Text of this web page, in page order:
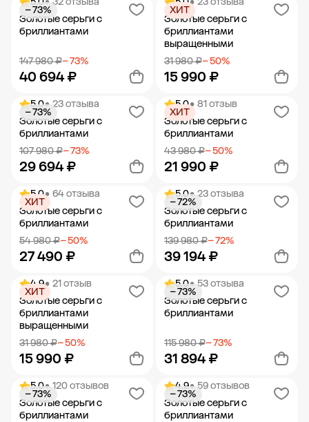
Добавить в корзину Добавить в корзину
Золотые серьги с
бриллиантами
147 980 ₽− 73%
40 694 ₽
− 73%
Добавить в корзину
Золотые серьги с
бриллиантами
выращенными
31 980 ₽− 50%
15 990 ₽
ХИТ
Добавить в корзину
5.0• 23 отзыва
Золотые серьги с
бриллиантами
107 980 ₽− 73%
29 694 ₽
− 73%
Добавить в корзину
5.0• 81 отзыв
Золотые серьги с
бриллиантами
43 980 ₽− 50%
21 990 ₽
ХИТ
Добавить в корзину
5.0• 64 отзыва
Золотые серьги с
бриллиантами
54 980 ₽− 50%
27 490 ₽
ХИТ
Добавить в корзину
5.0• 23 отзыва
Золотые серьги с
бриллиантами
139 980 ₽− 72%
39 194 ₽
− 72%
Добавить в корзину
4.9• 21 отзыв
Золотые серьги с
бриллиантами
выращенными
31 980 ₽− 50%
15 990 ₽
ХИТ
Добавить в корзину
5.0• 53 отзыва
Золотые серьги с
бриллиантами
115 980 ₽− 73%
31 894 ₽
− 73%
Добавить в корзину
5.0• 120 отзывов
Золотые серьги с
бриллиантами
− 73%
4.9• 59 отзывов
Золотые серьги с
бриллиантами
− 73%